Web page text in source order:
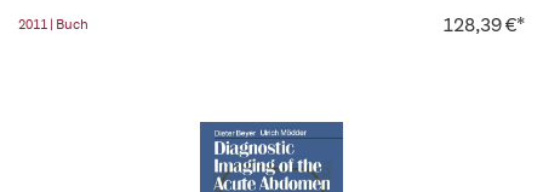
2011 | Buch 128,39 €*